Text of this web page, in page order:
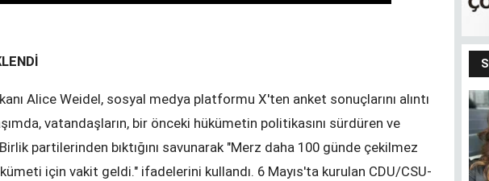
Alice Weidel, sosyal medya platformu X'ten anket sonuçlarını alıntı
vatandaşların, bir önceki hükümetin politikasını sürdüren ve
partilerinden bıktığını savunarak "Merz daha 100 günde çekilmez
için vakit geldi." ifadelerini kullandı. 6 Mayıs'ta kurulan CDU/CSU-
şey
ilham
Bendeki ben